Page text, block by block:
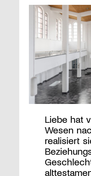
Liebe hat
Wesen
realisiert